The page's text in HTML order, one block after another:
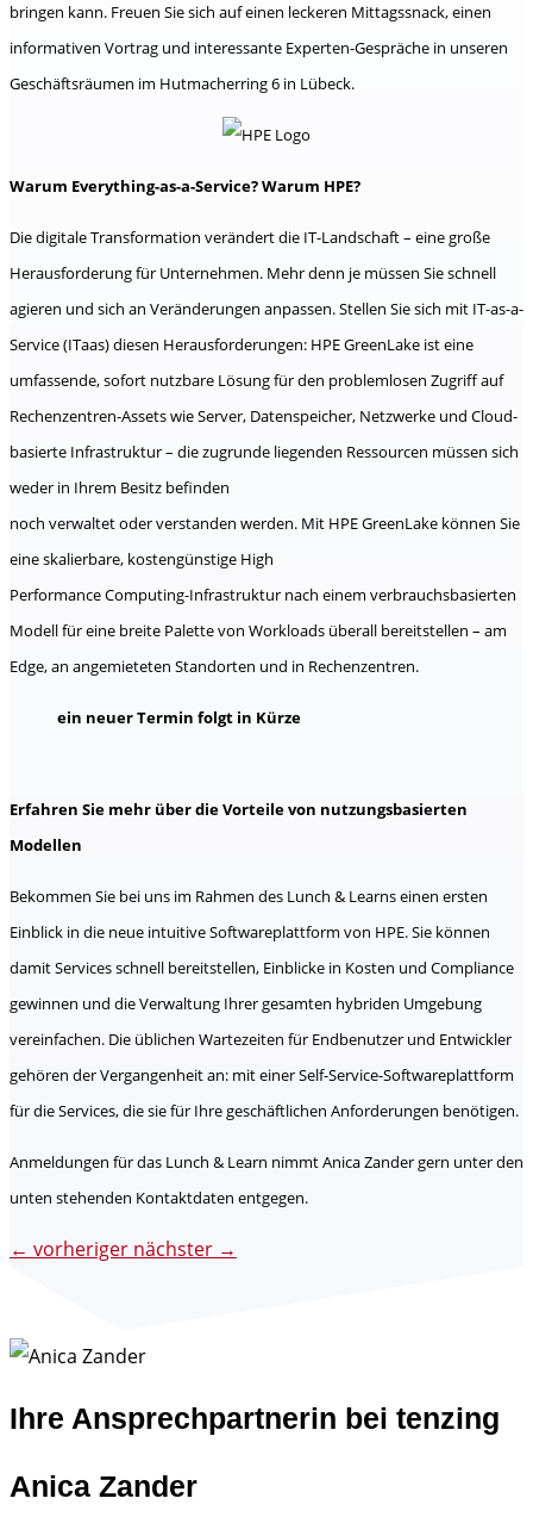
bringen kann. Freuen Sie sich auf einen leckeren Mittagssnack, einen
informativen Vortrag und interessante Experten-Gespräche in unseren
Geschäftsräumen im Hutmacherring 6 in Lübeck.
Warum Everything-as-a-Service? Warum HPE?
Die digitale Transformation verändert die IT-Landschaft – eine große
Herausforderung für Unternehmen. Mehr denn je müssen Sie schnell
agieren und sich an Veränderungen anpassen. Stellen Sie sich mit IT-as-a-
Service (ITaas) diesen Herausforderungen: HPE GreenLake ist eine
umfassende, sofort nutzbare Lösung für den problemlosen Zugriff auf
Rechenzentren-Assets wie Server, Datenspeicher, Netzwerke und Cloud-
basierte Infrastruktur – die zugrunde liegenden Ressourcen müssen sich
weder in Ihrem Besitz befinden
noch verwaltet oder verstanden werden. Mit HPE GreenLake können Sie
eine skalierbare, kostengünstige High
Performance Computing-Infrastruktur nach einem verbrauchsbasierten
Modell für eine breite Palette von Workloads überall bereitstellen – am
Edge, an angemieteten Standorten und in Rechenzentren.
ein neuer Termin folgt in Kürze
Erfahren Sie mehr über die Vorteile von nutzungsbasierten
Modellen
Bekommen Sie bei uns im Rahmen des Lunch & Learns einen ersten
Einblick in die neue intuitive Softwareplattform von HPE. Sie können
damit Services schnell bereitstellen, Einblicke in Kosten und Compliance
gewinnen und die Verwaltung Ihrer gesamten hybriden Umgebung
vereinfachen. Die üblichen Wartezeiten für Endbenutzer und Entwickler
gehören der Vergangenheit an: mit einer Self-Service-Softwareplattform
für die Services, die sie für Ihre geschäftlichen Anforderungen benötigen.
Anmeldungen für das Lunch & Learn nimmt Anica Zander gern unter den
unten stehenden Kontaktdaten entgegen.
← vorheriger nächster →
Ihre Ansprechpartnerin bei tenzing
Anica Zander